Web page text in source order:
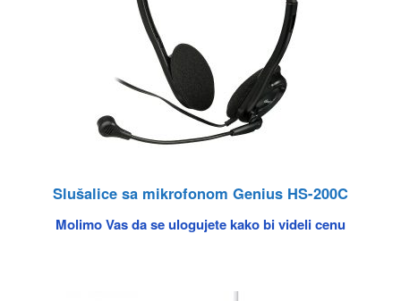
Slušalice sa mikrofonom Genius HS-200C
Molimo Vas da se ulogujete kako bi videli cenu